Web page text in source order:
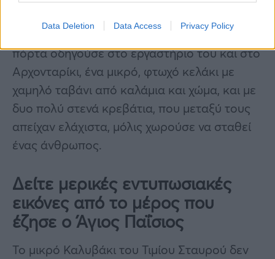
Data Deletion Data Access Privacy Policy
δυτικότερα από την είσοδο, άλλη εξωτερική
πόρτα οδηγούσε στο εργαστήριο του και στο
Αρχονταρίκι, ένα μικρό, φτωχό κελάκι με
χαμηλό ταβάνι από καλάμια και χώμα, και με
δυο πολύ στενά κρεβάτια, που μεταξύ τους
απείχαν ελάχιστα, μόλις χωρούσε να σταθεί
ένας άνθρωπος.
Δείτε μερικές εντυπωσιακές
εικόνες από το μέρος που
έζησε ο Άγιος Παΐσιος
Το μικρό Καλυβάκι του Τιμίου Σταυρού δεν